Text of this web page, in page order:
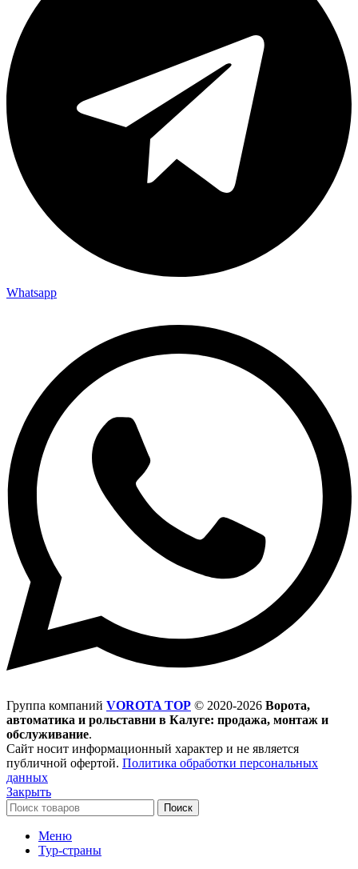
Whatsapp
Группа компаний VOROTA TOP © 2020-2026 Ворота,
автоматика и рольставни в Калуге: продажа, монтаж и
обслуживание.
Сайт носит информационный характер и не является
публичной офертой. Политика обработки персональных
данных
Закрыть
Поиск
Меню
Тур-страны